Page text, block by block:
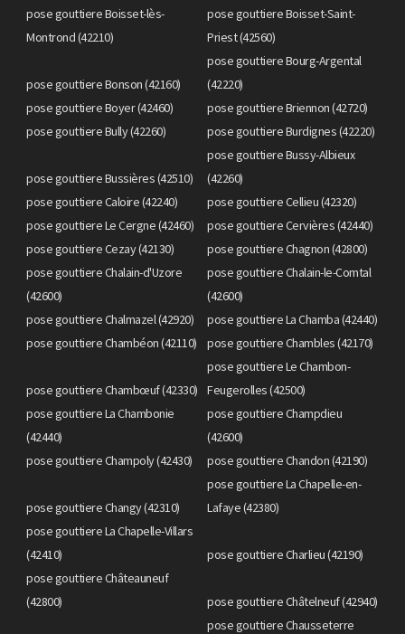
pose gouttiere Boisset-lès-
Montrond (42210)
pose gouttiere Boisset-Saint-
Priest (42560)
pose gouttiere Bonson (42160)
pose gouttiere Bourg-Argental
(42220)
pose gouttiere Boyer (42460)
pose gouttiere Briennon (42720)
pose gouttiere Bully (42260)
pose gouttiere Burdignes (42220)
pose gouttiere Bussières (42510)
pose gouttiere Bussy-Albieux
(42260)
pose gouttiere Caloire (42240)
pose gouttiere Cellieu (42320)
pose gouttiere Le Cergne (42460)
pose gouttiere Cervières (42440)
pose gouttiere Cezay (42130)
pose gouttiere Chagnon (42800)
pose gouttiere Chalain-d'Uzore
(42600)
pose gouttiere Chalain-le-Comtal
(42600)
pose gouttiere Chalmazel (42920)
pose gouttiere La Chamba (42440)
pose gouttiere Chambéon (42110)
pose gouttiere Chambles (42170)
pose gouttiere Chambœuf (42330)
pose gouttiere Le Chambon-
Feugerolles (42500)
pose gouttiere La Chambonie
(42440)
pose gouttiere Champdieu
(42600)
pose gouttiere Champoly (42430)
pose gouttiere Chandon (42190)
pose gouttiere Changy (42310)
pose gouttiere La Chapelle-en-
Lafaye (42380)
pose gouttiere La Chapelle-Villars
(42410)
pose gouttiere Charlieu (42190)
pose gouttiere Châteauneuf
(42800)
pose gouttiere Châtelneuf (42940)
pose gouttiere Chausseterre